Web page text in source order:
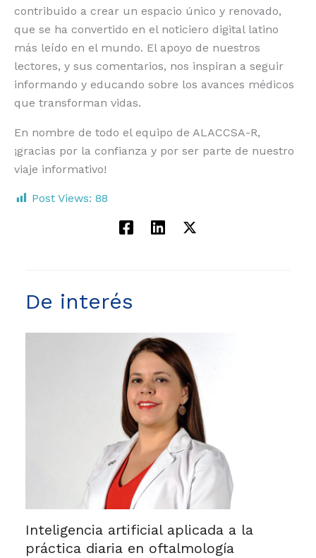
contribuido a crear un espacio único y renovado,
que se ha convertido en el noticiero digital latino
más leído en el mundo. El apoyo de nuestros
lectores, y sus comentarios, nos inspiran a seguir
informando y educando sobre los avances médicos
que transforman vidas.
En nombre de todo el equipo de ALACCSA-R,
¡gracias por la confianza y por ser parte de nuestro
viaje informativo!
Post Views: 88
De interés
Inteligencia artificial aplicada a la
práctica diaria en oftalmología